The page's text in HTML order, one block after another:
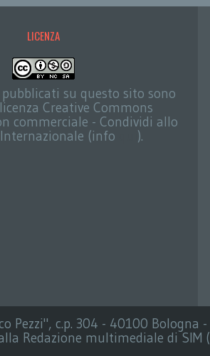
LICENZA
su questo sito sono
Creative Commons
commerciale - Condividi allo
(info
).
Pezzi", c.p. 304 - 40100 Bologna -
Redazione multimediale di SIM (